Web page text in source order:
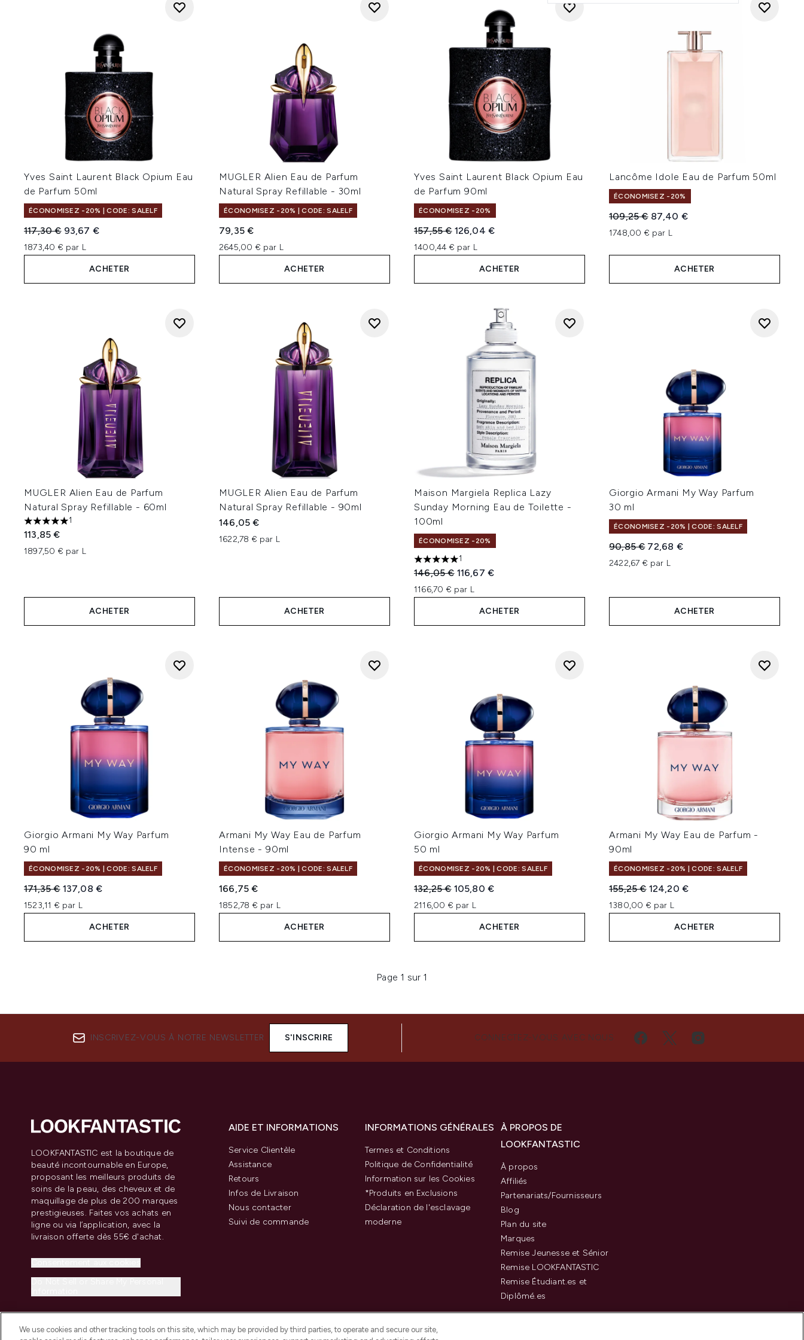
Yves Saint Laurent Black Opium Eau
de Parfum 50ml
ÉCONOMISEZ -20% | CODE: SALELF
Prix de vente :
117,30 € Prix ​​actuel :
93,67 €
1873,40 € par L
ACHETER
MUGLER Alien Eau de Parfum
Natural Spray Refillable - 30ml
ÉCONOMISEZ -20% | CODE: SALELF
79,35 €
2645,00 € par L
ACHETER
Yves Saint Laurent Black Opium Eau
de Parfum 90ml
ÉCONOMISEZ -20%
Prix de vente :
157,55 € Prix ​​actuel :
126,04 €
1400,44 € par L
ACHETER
Lancôme Idole Eau de Parfum 50ml
ÉCONOMISEZ -20%
Prix de vente :
109,25 € Prix ​​actuel :
87,40 €
1748,00 € par L
ACHETER
MUGLER Alien Eau de Parfum
Natural Spray Refillable - 60ml
5 étoiles sur un maximum de 5
1
113,85 €
1897,50 € par L
ACHETER
MUGLER Alien Eau de Parfum
Natural Spray Refillable - 90ml
146,05 €
1622,78 € par L
ACHETER
Maison Margiela Replica Lazy
Sunday Morning Eau de Toilette -
100ml
ÉCONOMISEZ -20%
5 étoiles sur un maximum de 5
1
Prix de vente :
146,05 € Prix ​​actuel :
116,67 €
1166,70 € par L
ACHETER
Giorgio Armani My Way Parfum
30 ml
ÉCONOMISEZ -20% | CODE: SALELF
Prix de vente :
90,85 € Prix ​​actuel :
72,68 €
2422,67 € par L
ACHETER
Giorgio Armani My Way Parfum
90 ml
ÉCONOMISEZ -20% | CODE: SALELF
Prix de vente :
171,35 € Prix ​​actuel :
137,08 €
1523,11 € par L
ACHETER
Armani My Way Eau de Parfum
Intense - 90ml
ÉCONOMISEZ -20% | CODE: SALELF
166,75 €
1852,78 € par L
ACHETER
Giorgio Armani My Way Parfum
50 ml
ÉCONOMISEZ -20% | CODE: SALELF
Prix de vente :
132,25 € Prix ​​actuel :
105,80 €
2116,00 € par L
ACHETER
Armani My Way Eau de Parfum -
90ml
ÉCONOMISEZ -20% | CODE: SALELF
Prix de vente :
155,25 € Prix ​​actuel :
124,20 €
1380,00 € par L
ACHETER
Page 1 sur 1
INSCRIVEZ-VOUS À NOTRE NEWSLETTER S'INSCRIRE CONNECTEZ-VOUS AVEC NOUS
LOOKFANTASTIC est la boutique de
beauté incontournable en Europe,
proposant les meilleurs produits de
soins de la peau, des cheveux et de
maquillage de plus de 200 marques
prestigieuses. Faites vos achats en
ligne ou via l’application, avec la
livraison offerte dès 55€ d'achat.
AIDE ET INFORMATIONS
Service Clientèle
Assistance
Retours
Infos de Livraison
Nous contacter
Suivi de commande
INFORMATIONS GÉNÉRALES
Termes et Conditions
Politique de Confidentialité
Information sur les Cookies
*Produits en Exclusions
Déclaration de l'esclavage
moderne
À PROPOS DE
LOOKFANTASTIC
À propos
Affiliés
Partenariats/Fournisseurs
Blog
Plan du site
Marques
Remise Jeunesse et Sénior
Remise LOOKFANTASTIC
Remise Étudiant.es et
Diplômé.es
We use cookies and other tracking tools on this site, which may be provided by third parties, to operate and secure our site,